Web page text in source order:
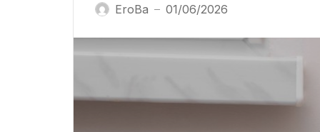
EroBa — 01/06/2026